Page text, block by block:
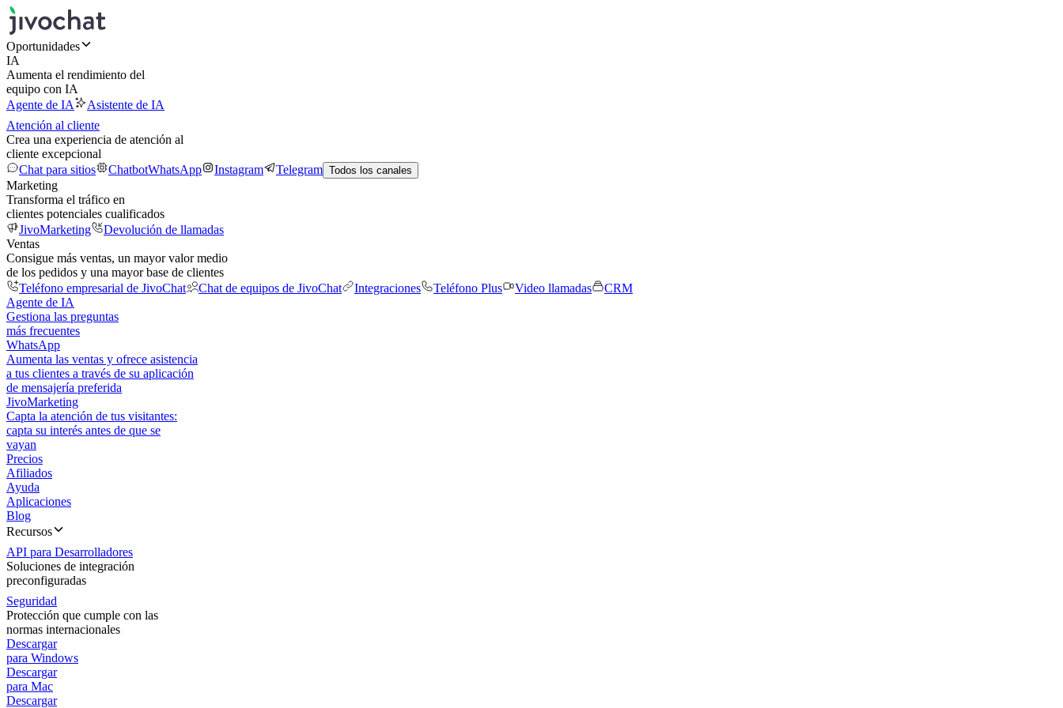
Oportunidades
IA
Aumenta el rendimiento del
equipo con IA
Agente de IA
Asistente de IA
Atención al cliente
Crea una experiencia de atención al
cliente excepcional
Chat para sitios
ChatbotWhatsApp Instagram Telegram Todos los canales
Marketing
Transforma el tráfico en
clientes potenciales cualificados
JivoMarketing
Devolución de llamadas
Ventas
Consigue más ventas, un mayor valor medio
de los pedidos y una mayor base de clientes
Teléfono empresarial de JivoChat
Chat de equipos de JivoChat Integraciones Teléfono Plus Video llamadas
CRM
Agente de IA
Gestiona las preguntas
más frecuentes
WhatsApp
Aumenta las ventas y ofrece asistencia
a tus clientes a través de su aplicación
de mensajería preferida
JivoMarketing
Capta la atención de tus visitantes:
capta su interés antes de que se
vayan
Precios
Afiliados
Ayuda
Aplicaciones
Blog
Recursos
API para Desarrolladores
Soluciones de integración
preconfiguradas
Seguridad
Protección que cumple con las
normas internacionales
Descargar
para Windows
Descargar
para Mac
Descargar